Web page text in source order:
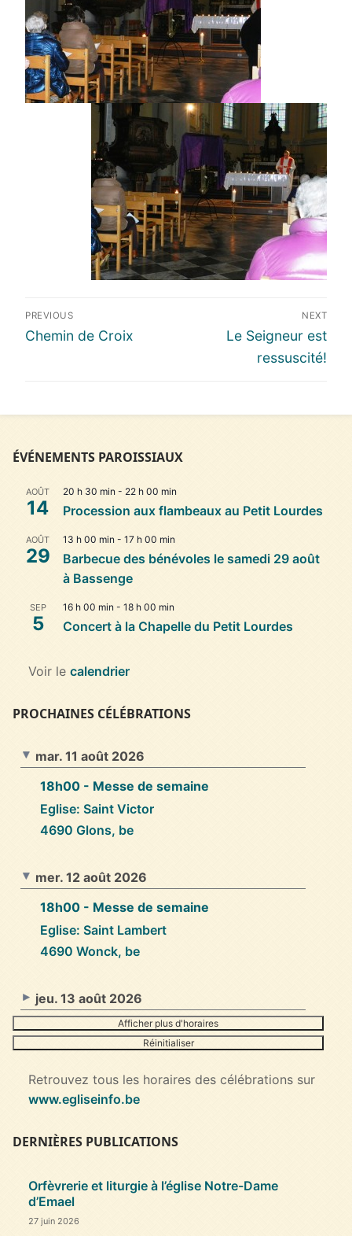
Navigation
de
PREVIOUS
Previous
Chemin de Croix
NEXT
Next
Le Seigneur est
ressuscité!
ÉVÉNEMENTS PAROISSIAUX
AOÛT
14
20 h 30 min - 22 h 00 min
Procession aux flambeaux au Petit Lourdes
AOÛT
29
13 h 00 min - 17 h 00 min
Barbecue des bénévoles le samedi 29 août
à Bassenge
SEP
5
16 h 00 min - 18 h 00 min
Concert à la Chapelle du Petit Lourdes
Voir le calendrier
PROCHAINES CÉLÉBRATIONS
mar. 11 août 2026
18h00 - Messe de semaine
Eglise: Saint Victor
4690 Glons, be
mer. 12 août 2026
18h00 - Messe de semaine
Eglise: Saint Lambert
4690 Wonck, be
jeu. 13 août 2026
Afficher plus d'horaires
Réinitialiser
Retrouvez tous les horaires des célébrations sur
www.egliseinfo.be
DERNIÈRES PUBLICATIONS
Orfèvrerie et liturgie à l’église Notre-Dame
d’Emael
27 juin 2026